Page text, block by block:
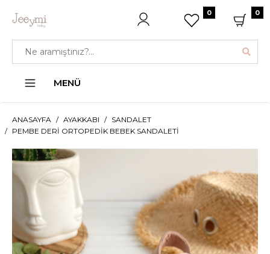
0 0
MENÜ
ANASAYFA AYAKKABI
SANDALET
PEMBE DERI ORTOPEDIK BEBEK SANDALETI